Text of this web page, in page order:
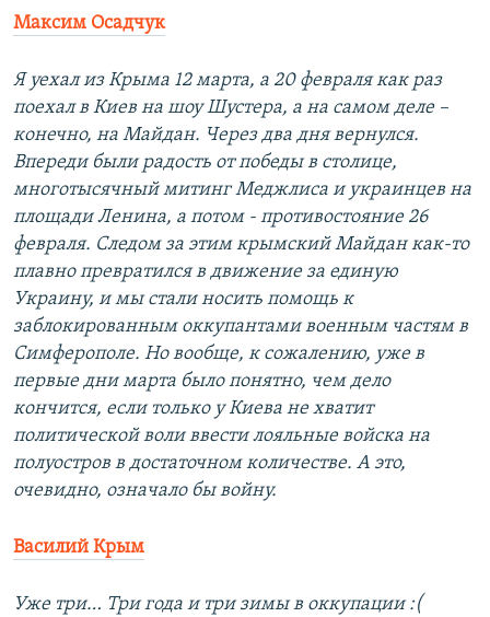
Максим Осадчук
Я уехал из Крыма 12 марта, а 20 февраля как раз
поехал в Киев на шоу Шустера, а на самом деле –
конечно, на Майдан. Через два дня вернулся.
Впереди были радость от победы в столице,
многотысячный митинг Меджлиса и украинцев на
площади Ленина, а потом - противостояние 26
февраля. Следом за этим крымский Майдан как-то
плавно превратился в движение за единую
Украину, и мы стали носить помощь к
заблокированным оккупантами военным частям в
Симферополе. Но вообще, к сожалению, уже в
первые дни марта было понятно, чем дело
кончится, если только у Киева не хватит
политической воли ввести лояльные войска на
полуостров в достаточном количестве. А это,
очевидно, означало бы войну.
Василий Крым
Уже три… Три года и три зимы в оккупации :(